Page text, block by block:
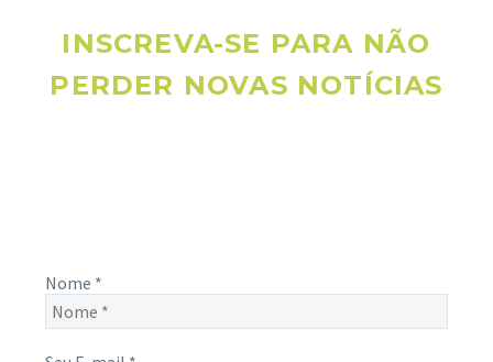
INSCREVA-SE PARA NÃO
PERDER NOVAS NOTÍCIAS
Nome *